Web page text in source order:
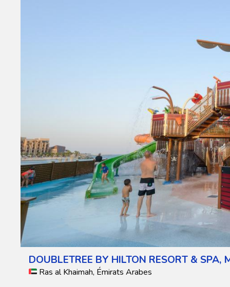
DOUBLETREE BY HILTON RESORT & SPA,
Ras al Khaimah, Émirats Arabes